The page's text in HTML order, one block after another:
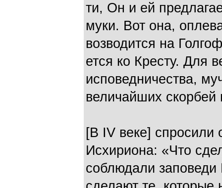
ти, Он и ей
муки. Вот она,
возводится на
ется ко Кресту. Для
исповедничества,
величайших
[В IV веке] спросили
Исхириона: «Что
соблюдали